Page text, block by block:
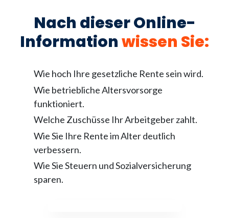
Nach dieser Online-
Informationwissen Sie:
Wie hoch Ihre gesetzliche Rente sein wird.
Wie betriebliche Altersvorsorge
funktioniert.
Welche Zuschüsse Ihr Arbeitgeber zahlt.
Wie Sie Ihre Rente im Alter deutlich
verbessern.
Wie Sie Steuern und Sozialversicherung
sparen.